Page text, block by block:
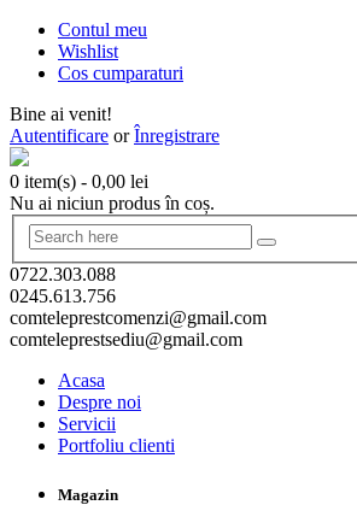
Contul meu
Wishlist
Cos cumparaturi
Bine ai venit!
Autentificare orÎnregistrare
0 item(s) - 0,00 lei
Nu ai niciun produs în coș.
0722.303.088
0245.613.756
comteleprestcomenzi@gmail.com
comteleprestsediu@gmail.com
Acasa
Despre noi
Servicii
Portfoliu clienti
Magazin